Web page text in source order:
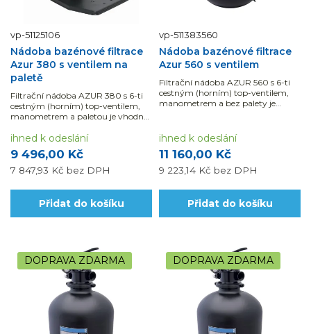
vp-51125106
Nádoba bazénové filtrace
Azur 380 s ventilem na
paletě
Filtrační nádoba AZUR 380 s 6-ti
cestným (horním) top-ventilem,
manometrem a paletou je vhodná
9 496,00 Kč
7 847,93 Kč bez DPH
ihned k odeslání
Přidat do košíku
vp-511383560
Nádoba bazénové filtrace
Azur 560 s ventilem
Filtrační nádoba AZUR 560 s 6-ti
cestným (horním) top-ventilem,
manometrem a bez palety je
11 160,00 Kč
9 223,14 Kč bez DPH
ihned k odeslání
Přidat do košíku
DOPRAVA ZDARMA DOPRAVA ZDARMA